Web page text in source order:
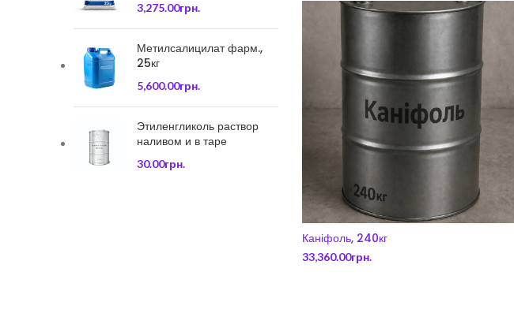
3,275.00грн.
Метилсалицилат фарм.,
25кг
5,600.00грн.
Этиленгликоль раствор
наливом и в таре
30.00грн.
Каніфоль, 240кг
33,360.00грн.